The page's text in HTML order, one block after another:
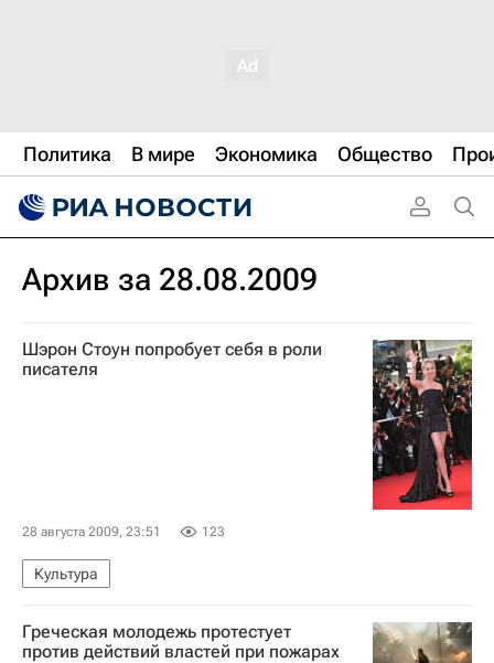
Политика В мире Экономика Общество
Архив за 28.08.2009
Шэрон Стоун попробует себя в роли
писателя
28 августа 2009, 23:51 123
Культура
Греческая молодежь протестует
против действий властей при пожарах